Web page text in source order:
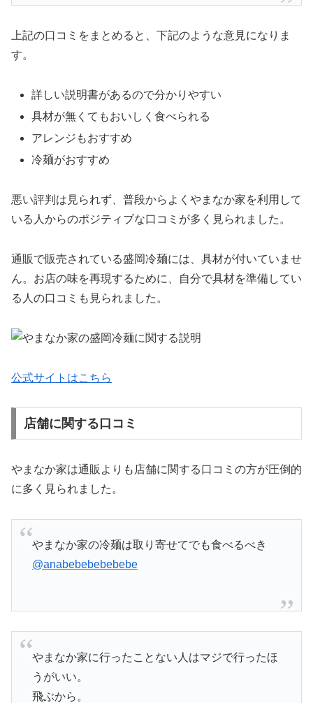
上記の口コミをまとめると、下記のような意見になりま
す。
詳しい説明書があるので分かりやすい
具材が無くてもおいしく食べられる
アレンジもおすすめ
冷麺がおすすめ
悪い評判は見られず、普段からよくやまなか家を利用して
いる人からのポジティブな口コミが多く見られました。
通販で販売されている盛岡冷麺には、具材が付いていませ
ん。お店の味を再現するために、自分で具材を準備してい
る人の口コミも見られました。
公式サイトはこちら
店舗に関する口コミ
やまなか家は通販よりも店舗に関する口コミの方が圧倒的
に多く見られました。
やまなか家の冷麺は取り寄せてでも食べるべき
@anabebebebebebe
やまなか家に行ったことない人はマジで行ったほ
うがいい。
飛ぶから。